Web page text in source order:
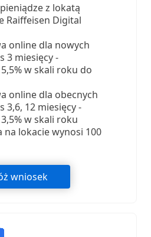
z lokatą
Raiffeisen Digital
online dla nowych
3 miesięcy -
w skali roku do
online dla obecnych
3,6, 12 miesięcy -
w skali roku
lokacie wynosi 100
wniosek